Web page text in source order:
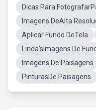
Dicas Para
Imagens DeAlta
Aplicar Fundo DeTela
Linda'sImagens De
Imagens De Paisagens
PinturasDe Paisagens